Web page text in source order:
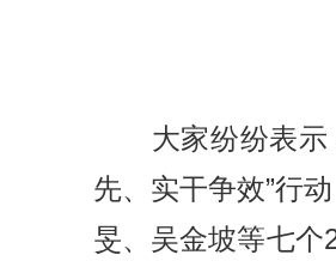
大家纷纷表
先、实干争效”行
旻、吴金坡等七个